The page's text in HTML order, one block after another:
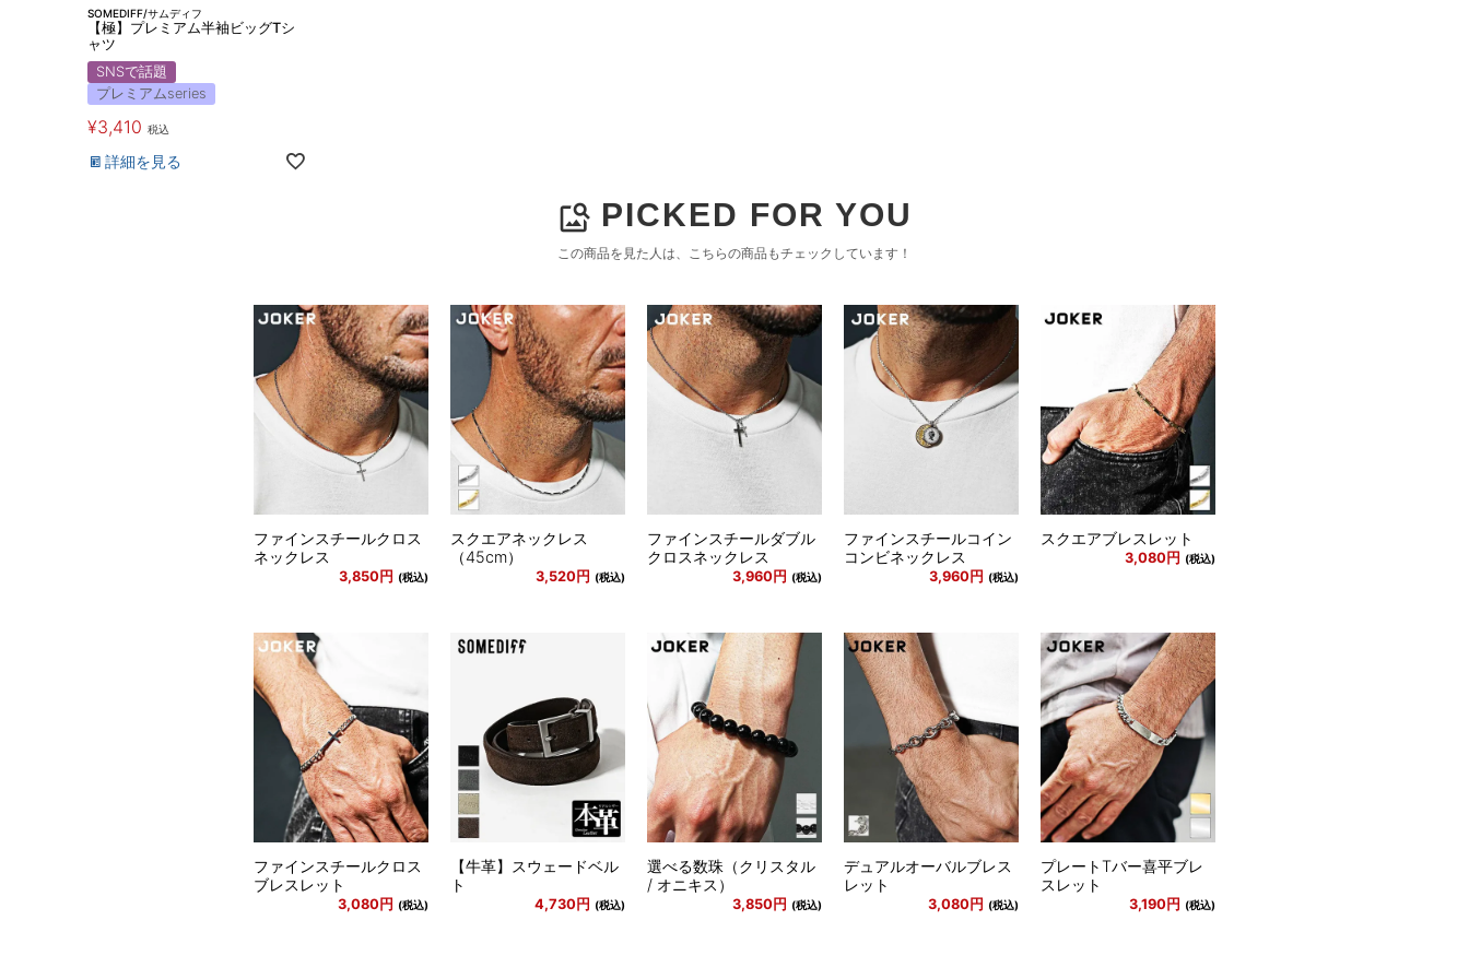
SOMEDIFF/サムディフ
【極】プレミアム半袖ビッグTシ
ャツ
SNSで話題
プレミアムseries
¥3,410 税込
詳細を見る
image_search PICKED FOR YOU
この商品を見た人は、こちらの商品もチェックしています！
ファインスチールクロス
ネックレス
3,850円 (税込)
スクエアネックレス
（45cm）
3,520円 (税込)
ファインスチールダブル
クロスネックレス
3,960円 (税込)
ファインスチールコイン
コンビネックレス
3,960円 (税込)
スクエアブレスレット
3,080円 (税込)
ファインスチールクロス
ブレスレット
3,080円 (税込)
【牛革】スウェードベル
ト
4,730円 (税込)
選べる数珠（クリスタル
/ オニキス）
3,850円 (税込)
デュアルオーバルブレス
レット
3,080円 (税込)
プレートTバー喜平ブレ
スレット
3,190円 (税込)